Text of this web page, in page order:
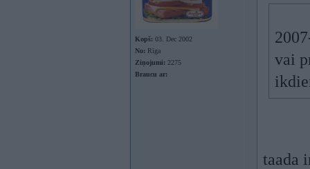
Kopš: 03. Dec 2002
No: Rīga
Ziņojumi: 2275
Braucu ar:
vai
taada